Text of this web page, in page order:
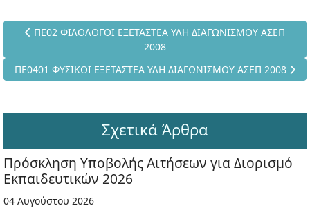
Προηγούμενο άρθρο: ΠΕ02 ΦΙΛΟΛΟΓΟΙ ΕΞΕΤΑΣΤΕΑ ΥΛΗ
ΠΕ02 ΦΙΛΟΛΟΓΟΙ ΕΞΕΤΑΣΤΕΑ ΥΛΗ ΔΙΑΓΩΝΙΣΜΟΥ ΑΣΕΠ
2008
Επόμενο άρθρο: ΠΕ0401 ΦΥΣΙΚΟΙ ΕΞΕΤΑΣΤΕΑ ΥΛΗ
ΠΕ0401 ΦΥΣΙΚΟΙ ΕΞΕΤΑΣΤΕΑ ΥΛΗ ΔΙΑΓΩΝΙΣΜΟΥ ΑΣΕΠ 2008
Σχετικά Άρθρα
Πρόσκληση Υποβολής Αιτήσεων για Διορισμό
Εκπαιδευτικών 2026
04 Αυγούστου 2026